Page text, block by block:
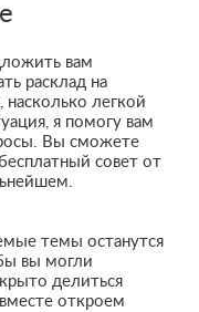
вам
расклад на
легкой
я помогу вам
Вы сможете
совет от
темы останутся
вы могли
делиться
откроем